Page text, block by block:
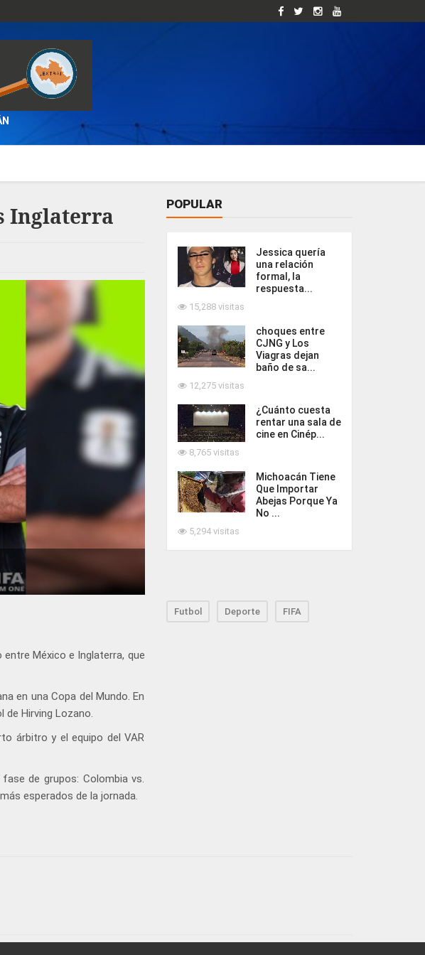
Inglaterra
México e Inglaterra, que
en una Copa del Mundo. En
Hirving Lozano.
árbitro y el equipo del VAR
de grupos: Colombia vs.
esperados de la jornada.
POPULAR
Jessica quería
una relación
formal, la
respuesta...
15,288 visitas
choques entre
CJNG y Los
Viagras dejan
baño de sa...
12,275 visitas
¿Cuánto cuesta
rentar una sala de
cine en Cinép...
8,765 visitas
Michoacán Tiene
Que Importar
Abejas Porque Ya
No ...
5,294 visitas
Futbol Deporte FIFA